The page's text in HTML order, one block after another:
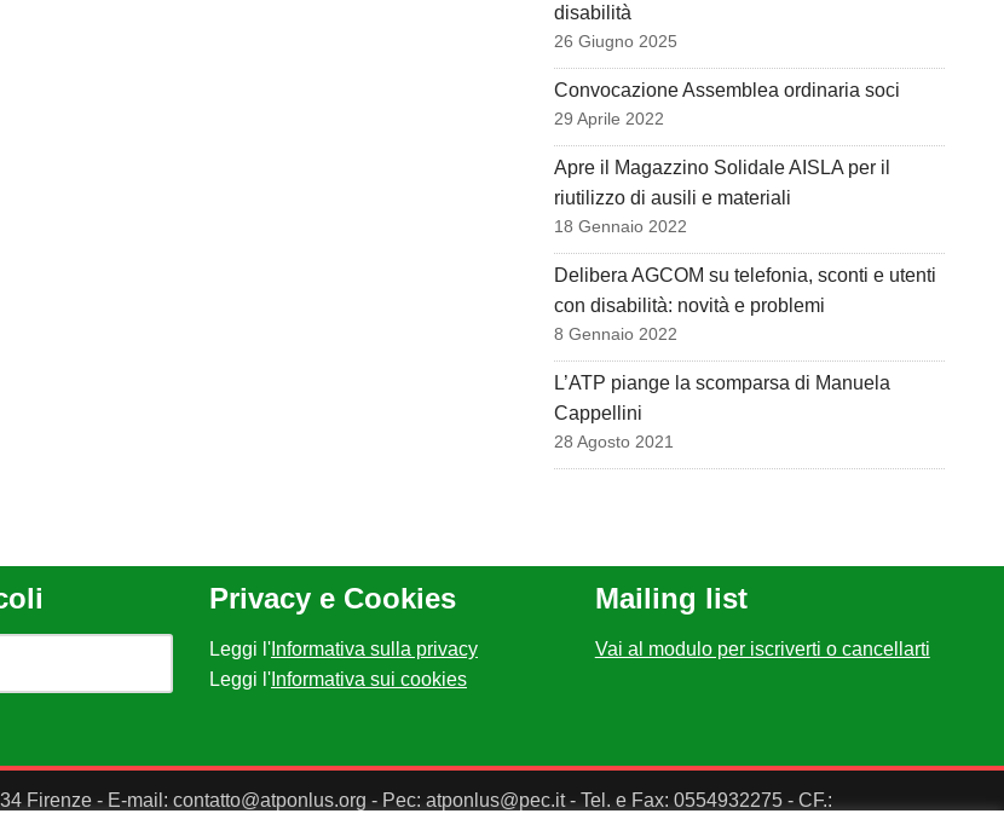
disabilità
26 Giugno 2025
Convocazione Assemblea ordinaria soci
29 Aprile 2022
Apre il Magazzino Solidale AISLA per il
riutilizzo di ausili e materiali
18 Gennaio 2022
Delibera AGCOM su telefonia, sconti e utenti
con disabilità: novità e problemi
8 Gennaio 2022
L’ATP piange la scomparsa di Manuela
Cappellini
28 Agosto 2021
Privacy e Cookies
Leggi l' Informativa sulla privacy
Leggi l' Informativa sui cookies
Mailing list
Vai al modulo per iscriverti o cancellarti
Firenze - E-mail: contatto@atponlus.org - Pec: atponlus@pec.it - Tel. e Fax: 0554932275 - CF.: